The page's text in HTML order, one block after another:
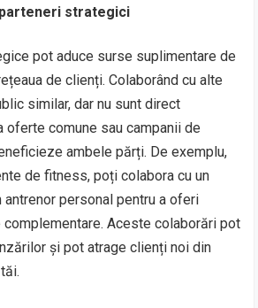
strategici
pot aduce surse suplimentare de
de clienți. Colaborând cu alte
similar, dar nu sunt direct
oferte comune sau campanii de
ambele părți. De exemplu,
de fitness, poți colabora cu un
antrenor personal pentru a oferi
Aceste colaborări pot
și pot atrage clienți noi din